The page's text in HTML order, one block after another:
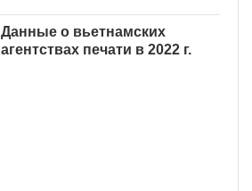
Данные о вьетнамских
агентствах печати в 2022 г.